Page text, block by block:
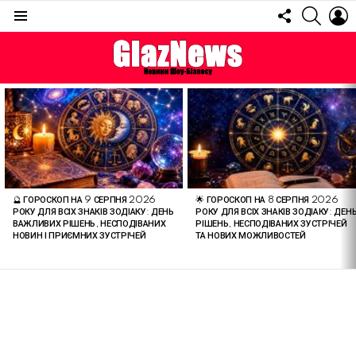
FOLLOW
US
ОСТАННІ
СТАТТІ
🔮 ГОРОСКОП НА 9 СЕРПНЯ 2026
РОКУ ДЛЯ ВСІХ ЗНАКІВ ЗОДІАКУ: ДЕНЬ
ВАЖЛИВИХ РІШЕНЬ, НЕСПОДІВАНИХ
НОВИН І ПРИЄМНИХ ЗУСТРІЧЕЙ
🌟 ГОРОСКОП НА 8 СЕРПНЯ 2026
РОКУ ДЛЯ ВСІХ ЗНАКІВ ЗОДІАКУ:
РІШЕНЬ, НЕСПОДІВАНИХ ЗУСТРІЧЕЙ
ТА НОВИХ МОЖЛИВОСТЕЙ